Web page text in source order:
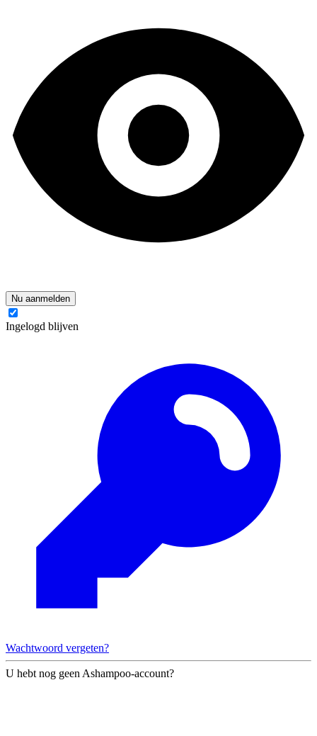
Nu aanmelden
Ingelogd blijven
Wachtwoord vergeten?
U hebt nog geen Ashampoo-account?